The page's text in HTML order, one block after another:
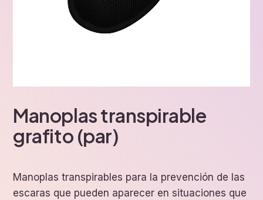
Manoplas transpirable
grafito (par)
Manoplas transpirables para la prevención de las
escaras que pueden aparecer en situaciones que